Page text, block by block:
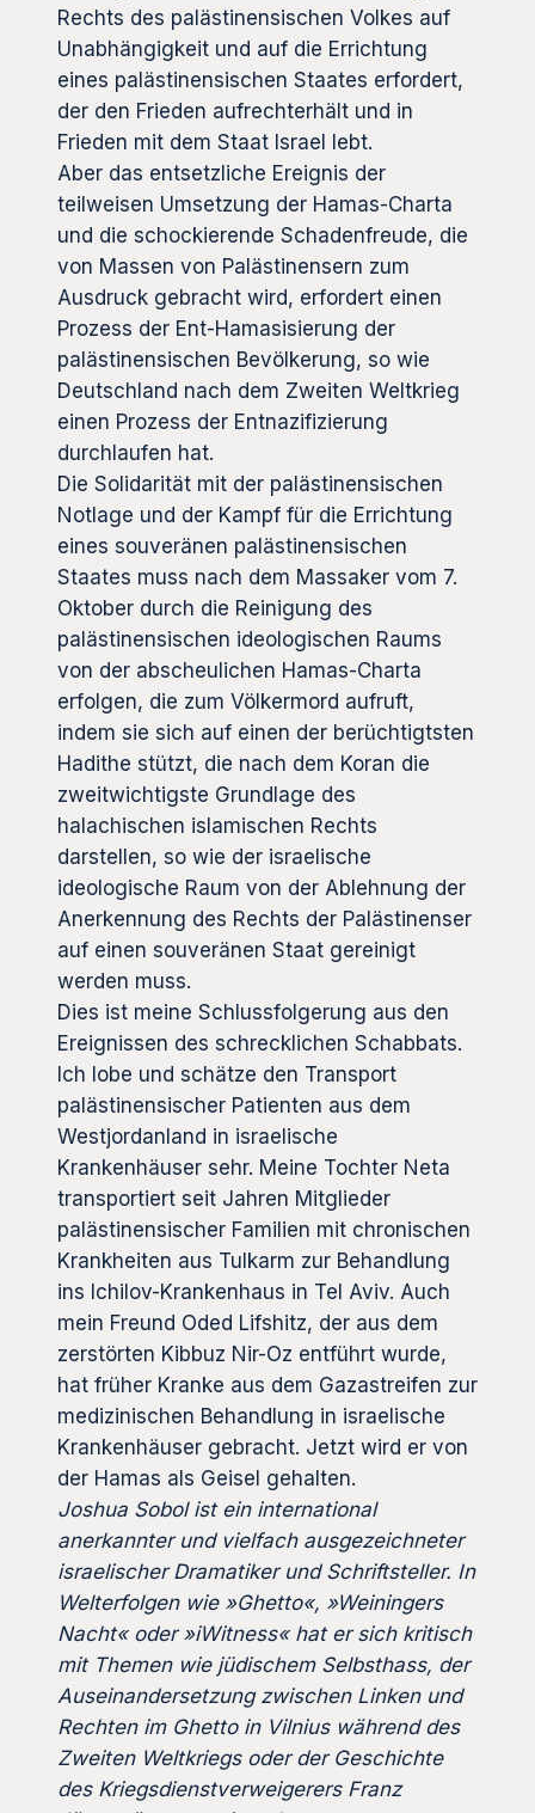
Rechts des palästinensischen Volkes auf
Unabhängigkeit und auf die Errichtung
eines palästinensischen Staates erfordert,
der den Frieden aufrechterhält und in
Frieden mit dem Staat Israel lebt.
Aber das entsetzliche Ereignis der
teilweisen Umsetzung der Hamas-Charta
und die schockierende Schadenfreude, die
von Massen von Palästinensern zum
Ausdruck gebracht wird, erfordert einen
Prozess der Ent-Hamasisierung der
palästinensischen Bevölkerung, so wie
Deutschland nach dem Zweiten Weltkrieg
einen Prozess der Entnazifizierung
durchlaufen hat.
Die Solidarität mit der palästinensischen
Notlage und der Kampf für die Errichtung
eines souveränen palästinensischen
Staates muss nach dem Massaker vom 7.
Oktober durch die Reinigung des
palästinensischen ideologischen Raums
von der abscheulichen Hamas-Charta
erfolgen, die zum Völkermord aufruft,
indem sie sich auf einen der berüchtigtsten
Hadithe stützt, die nach dem Koran die
zweitwichtigste Grundlage des
halachischen islamischen Rechts
darstellen, so wie der israelische
ideologische Raum von der Ablehnung der
Anerkennung des Rechts der Palästinenser
auf einen souveränen Staat gereinigt
werden muss.
Dies ist meine Schlussfolgerung aus den
Ereignissen des schrecklichen Schabbats.
Ich lobe und schätze den Transport
palästinensischer Patienten aus dem
Westjordanland in israelische
Krankenhäuser sehr. Meine Tochter Neta
transportiert seit Jahren Mitglieder
palästinensischer Familien mit chronischen
Krankheiten aus Tulkarm zur Behandlung
ins Ichilov-Krankenhaus in Tel Aviv. Auch
mein Freund Oded Lifshitz, der aus dem
zerstörten Kibbuz Nir-Oz entführt wurde,
hat früher Kranke aus dem Gazastreifen zur
medizinischen Behandlung in israelische
Krankenhäuser gebracht. Jetzt wird er von
der Hamas als Geisel gehalten.
Joshua Sobol ist ein international
anerkannter und vielfach ausgezeichneter
israelischer Dramatiker und Schriftsteller. In
Welterfolgen wie »Ghetto«, »Weiningers
Nacht« oder »iWitness« hat er sich kritisch
mit Themen wie jüdischem Selbsthass, der
Auseinandersetzung zwischen Linken und
Rechten im Ghetto in Vilnius während des
Zweiten Weltkriegs oder der Geschichte
des Kriegsdienstverweigerers Franz